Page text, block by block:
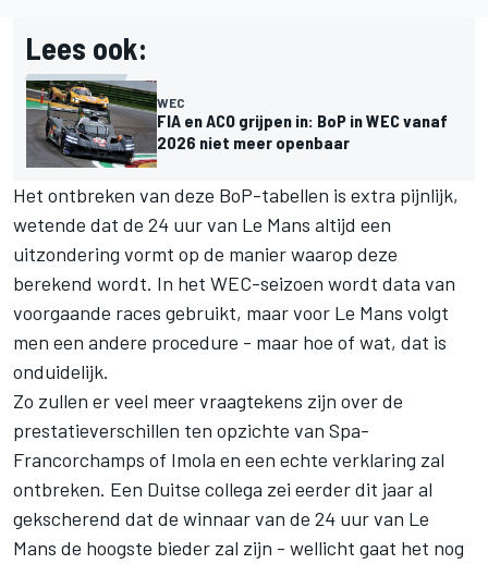
Lees ook:
WEC
FIA en ACO grijpen in: BoP in WEC vanaf
2026 niet meer openbaar
Het ontbreken van deze BoP-tabellen is extra pijnlijk,
wetende dat de 24 uur van Le Mans altijd een
uitzondering vormt op de manier waarop deze
berekend wordt. In het WEC-seizoen wordt data van
voorgaande races gebruikt, maar voor Le Mans volgt
men een andere procedure - maar hoe of wat, dat is
onduidelijk.
Zo zullen er veel meer vraagtekens zijn over de
prestatieverschillen ten opzichte van Spa-
Francorchamps of Imola en een echte verklaring zal
ontbreken. Een Duitse collega zei eerder dit jaar al
gekscherend dat de winnaar van de 24 uur van Le
Mans de hoogste bieder zal zijn - wellicht gaat het nog